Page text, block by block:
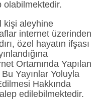
olabilmektedir.
kişi aleyhine
internet üzerinden
özel hayatın ifşası
Ortamında Yapılan
Yayınlar Yoluyla
Hakkında
edilebilmektedir.